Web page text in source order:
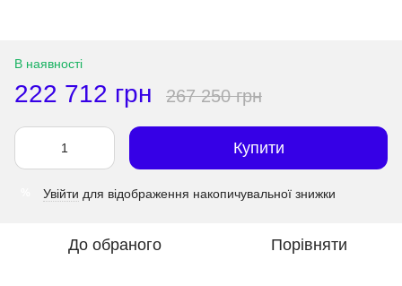
В наявності
222 712 грн 267 250 грн
Купити
Увійти для відображення накопичувальної знижки
До обраного Порівняти